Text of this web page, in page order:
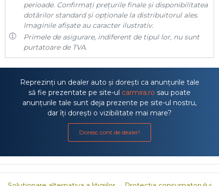
perioade. Confirmați prețurile finale și disponibilitatea
dotărilor standard și opționale la distribuitorul ales.
Imaginile afișate au caracter ilustrativ.
Primele de asigurare, indiferent de tipul lor, nu sunt
purtatoare de TVA.
Reprezinți un dealer auto și dorești ca anunțurile tale
să fie prezentate pe site-ul carmira.ro sau poate
anunțurile tale sunt deja prezente pe site-ul nostru,
dar îți dorești o vizibilitate mai mare?
Doresc cont de dealer!